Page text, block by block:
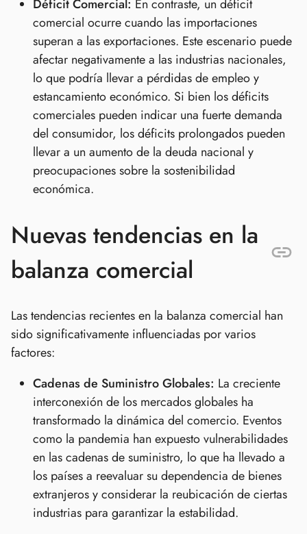
Déficit Comercial: En contraste, un déficit
comercial ocurre cuando las importaciones
superan a las exportaciones. Este escenario puede
afectar negativamente a las industrias nacionales,
lo que podría llevar a pérdidas de empleo y
estancamiento económico. Si bien los déficits
comerciales pueden indicar una fuerte demanda
del consumidor, los déficits prolongados pueden
llevar a un aumento de la deuda nacional y
preocupaciones sobre la sostenibilidad
económica.
Nuevas tendencias en la
balanza comercial
Las tendencias recientes en la balanza comercial han
sido significativamente influenciadas por varios
factores:
Cadenas de Suministro Globales: La creciente
interconexión de los mercados globales ha
transformado la dinámica del comercio. Eventos
como la pandemia han expuesto vulnerabilidades
en las cadenas de suministro, lo que ha llevado a
los países a reevaluar su dependencia de bienes
extranjeros y considerar la reubicación de ciertas
industrias para garantizar la estabilidad.